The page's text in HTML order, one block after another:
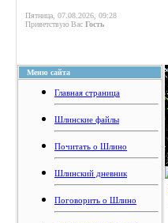
Пятница, 07.08.2026, 09:28
Приветствую Вас Гость
Меню сайта
Главная страница
Шлинские файлы
Почитать о Шлино
Шлинский дневник
Поговорить о Шлино